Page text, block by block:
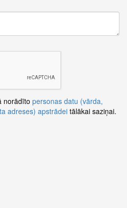
norādīto personas datu (vārda,
adreses) apstrādei tālākai saziņai.